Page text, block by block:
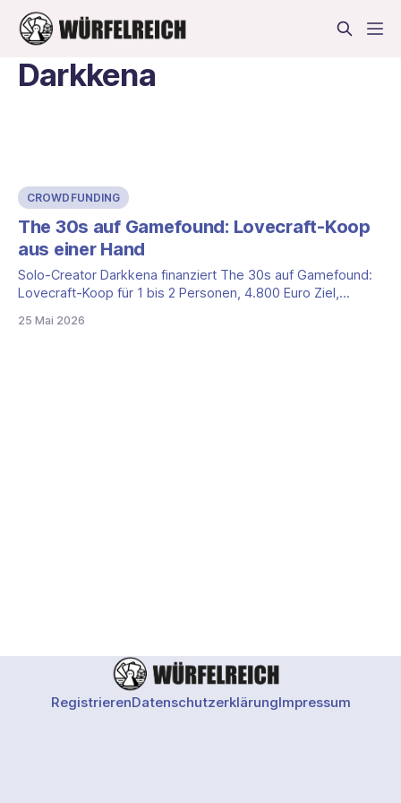
Darkkena
CROWDFUNDING
The 30s auf Gamefound: Lovecraft-Koop
aus einer Hand
Solo-Creator Darkkena finanziert The 30s auf Gamefound:
Lovecraft-Koop für 1 bis 2 Personen, 4.800 Euro Ziel,
25 Mai 2026
RegistrierenDatenschutzerklärungImpressum